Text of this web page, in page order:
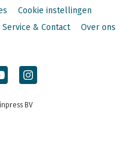
Cookie instellingen
Service & Contact Over ons
BV